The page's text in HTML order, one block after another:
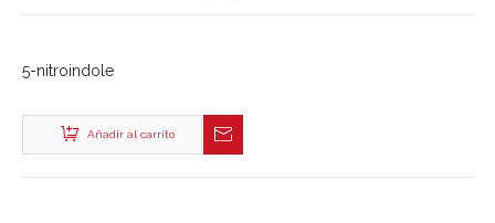
5-nitroindole
Añadir al carrito